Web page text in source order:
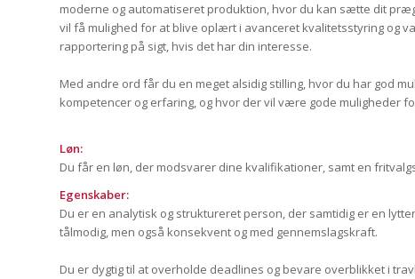
moderne og automatiseret produktion, hvor du kan sætte dit
vil få mulighed for at blive oplært i avanceret kvalitetsstyring og
rapportering på sigt, hvis det har din interesse.
Med andre ord får du en meget alsidig stilling, hvor du har god
kompetencer og erfaring, og hvor der vil være gode muligheder
Løn:
Du får en løn, der modsvarer dine kvalifikationer, samt en
Egenskaber:
Du er en analytisk og struktureret person, der samtidig er en
tålmodig, men også konsekvent og med gennemslagskraft.
Du er dygtig til at overholde deadlines og bevare overblikket i